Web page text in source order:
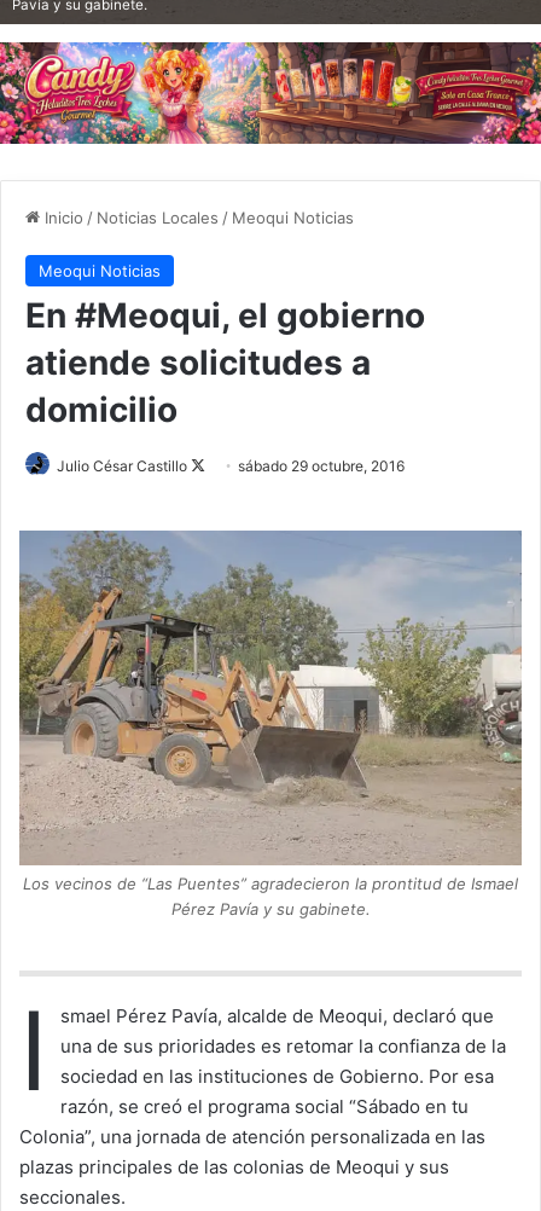
Pavía y su gabinete.
Inicio / Noticias Locales / Meoqui Noticias
Meoqui Noticias
En #Meoqui, el gobierno
atiende solicitudes a
domicilio
Julio César Castillo
o
w
o
n
X
sábado 29 octubre, 2016
Los vecinos de “Las Puentes” agradecieron la prontitud de Ismael
Pérez Pavía y su gabinete.
I
smael Pérez Pavía, alcalde de Meoqui, declaró que
una de sus prioridades es retomar la confianza de la
sociedad en las instituciones de Gobierno. Por esa
razón, se creó el programa social “Sábado en tu
Colonia”, una jornada de atención personalizada en las
plazas principales de las colonias de Meoqui y sus
seccionales.